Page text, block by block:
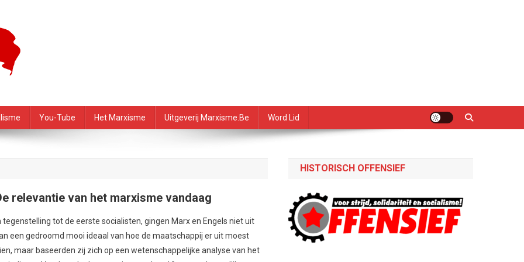
You-Tube Het Marxisme Uitgeverij Marxisme.be Word Lid
relevantie van het marxisme vandaag
tegenstelling tot de eerste socialisten, gingen Marx en Engels niet uit
een gedroomd mooi ideaal van hoe de maatschappij er uit moest
maar baseerden zij zich op een wetenschappelijke analyse van het
HISTORISCH OFFENSIEF